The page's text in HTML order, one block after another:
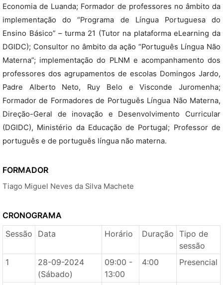
Economia de Luanda; Formador de professores no âmbito da
implementação do “Programa de Língua Portuguesa do
Ensino Básico” – turma 21 (Tutor na plataforma eLearning da
DGIDC); Consultor no âmbito da ação “Português Língua Não
Materna”; implementação do PLNM e acompanhamento dos
professores dos agrupamentos de escolas Domingos Jardo,
Padre Alberto Neto, Ruy Belo e Visconde Juromenha;
Formador de Formadores de Português Língua Não Materna,
Direção-Geral de inovação e Desenvolvimento Curricular
(DGIDC), Ministério da Educação de Portugal; Professor de
português e de português língua não materna.
FORMADOR
Tiago Miguel Neves da Silva Machete
CRONOGRAMA
Sessão
Data Horário Duração Tipo de
sessão
1
28-09-2024
(Sábado)
09:00 -
13:00
4:00 Presencial